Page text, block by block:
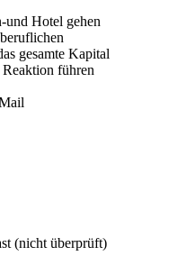
und Hotel gehen
gesamte Kapital
führen
(nicht überprüft)